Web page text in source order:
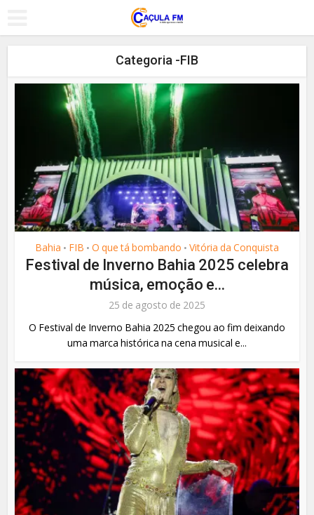
Categoria -FIB
Bahia • FIB • O que tá bombando • Vitória da Conquista
Festival de Inverno Bahia 2025 celebra
música, emoção e...
25 de agosto de 2025
O Festival de Inverno Bahia 2025 chegou ao fim deixando
uma marca histórica na cena musical e...